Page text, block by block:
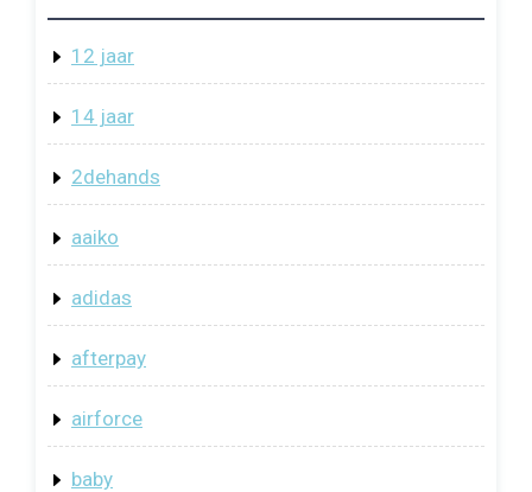
12 jaar
14 jaar
2dehands
aaiko
adidas
afterpay
airforce
baby